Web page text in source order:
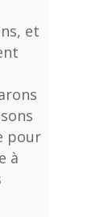
et
pour
à